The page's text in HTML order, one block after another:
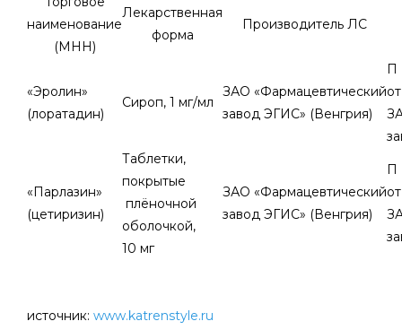
наименование
(МНН)
Лекарственная
форма
Производитель ЛС
«Эролин»
(лоратадин)
Сироп, 1 мг/мл
ЗАО «Фармацевтический
завод ЭГИС» (Венгрия)
П
«Парлазин»
(цетиризин)
Таблетки,
покрытые
плёночной
оболочкой,
10 мг
ЗАО «Фармацевтический
завод ЭГИС» (Венгрия)
П
источник: www.katrenstyle.ru